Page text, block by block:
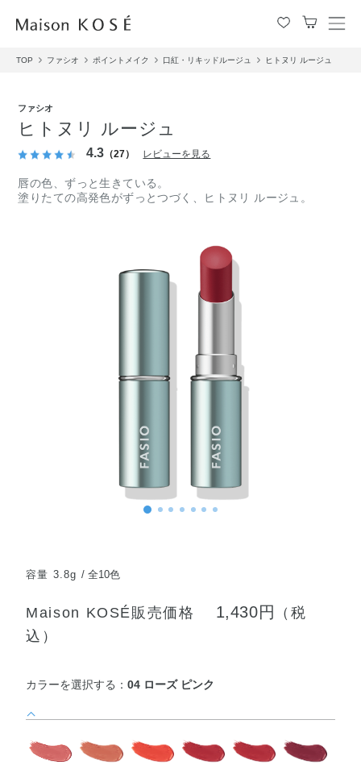
メ
TOP ファシオ ポイントメイク 口紅・リキッドルージュ ヒトヌリ ルージュ
ファシオ
ヒトヌリ ルージュ
4.3 （27） レビューを見る
唇の色、ずっと生きている。
塗りたての高発色がずっとつづく、ヒトヌリ ルージュ。
容量 3.8g 全10色
Maison KOSÉ販売価格 1,430円
（税
込）
カラーを選択する：04 ローズ ピンク